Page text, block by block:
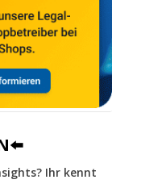
Ihr kennt